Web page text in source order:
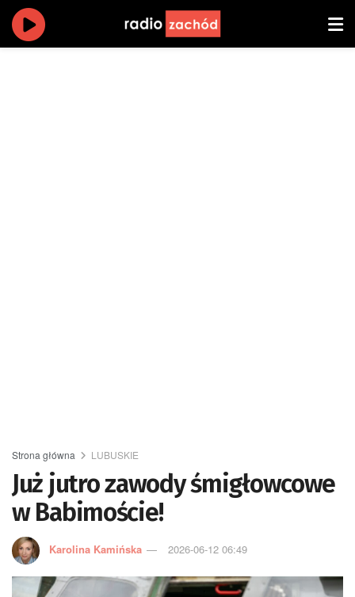
Strona główna LUBUSKIE
Już jutro zawody śmigłowcowe
w Babimoście!
Karolina Kamińska 2026-06-12 06:49